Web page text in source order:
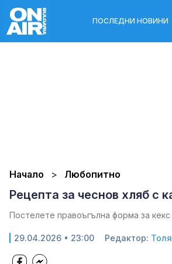
ПОСЛЕДНИ НОВИНИ
Начало Любопитно
Рецепта за чеснов хляб с
Постелете правоъгълна форма за
29.04.2026 • 23:00 Редактор: